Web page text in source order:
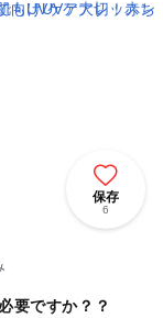
保存
6
要ですか？？